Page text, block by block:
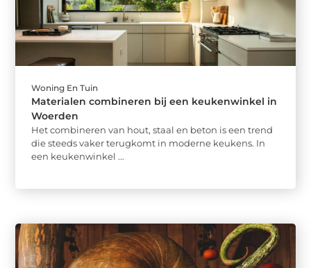
Woning En Tuin
Materialen combineren bij een keukenwinkel in
Woerden
Het combineren van hout, staal en beton is een trend
die steeds vaker terugkomt in moderne keukens. In
een keukenwinkel ...